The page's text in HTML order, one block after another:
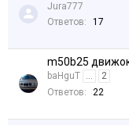
Jura777
Ответов:
17
m50b25
baHguT ...
2
Ответов:
22